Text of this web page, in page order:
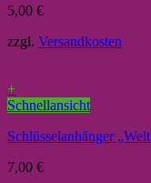
5,00 €
zzgl. Versandkosten
+
Schnellansicht
Schlüsselanhänger
7,00 €